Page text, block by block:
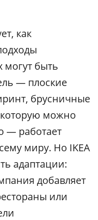
как
могут быть
— плоские
брусничные
можно
— работает
миру. Но IKEA
адаптации:
добавляет
или